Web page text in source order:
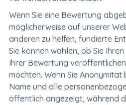
Wenn Sie eine Bewertung
möglicherweise auf unserer
anderen zu helfen, fundierte
Sie können wählen, ob Sie
Ihrer Bewertung
möchten. Wenn Sie
Name und alle
öffentlich angezeigt, während